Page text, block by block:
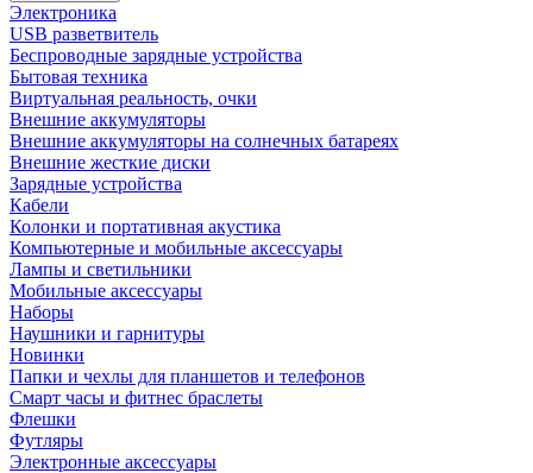
Электроника
USB разветвитель
Беспроводные зарядные устройства
Бытовая техника
Виртуальная реальность, очки
Внешние аккумуляторы
Внешние аккумуляторы на солнечных батареях
Внешние жесткие диски
Зарядные устройства
Кабели
Колонки и портативная акустика
Компьютерные и мобильные аксессуары
Лампы и светильники
Мобильные аксессуары
Наборы
Наушники и гарнитуры
Новинки
Папки и чехлы для планшетов и телефонов
Смарт часы и фитнес браслеты
Флешки
Футляры
Электронные аксессуары